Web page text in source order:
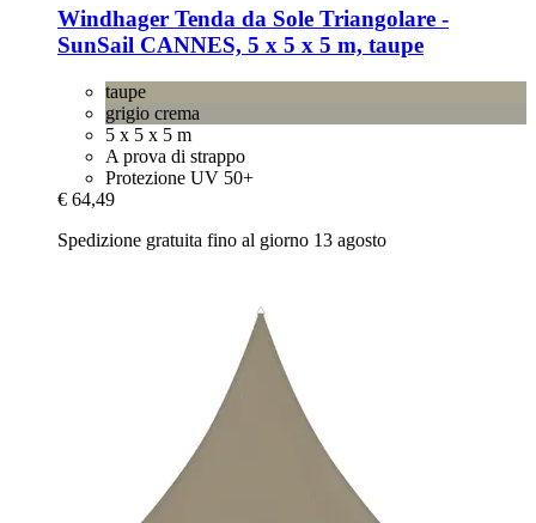
Windhager Tenda da Sole Triangolare -​
SunSail CANNES, 5 x 5 x 5 m, taupe
taupe
grigio crema
5 x 5 x 5 m
A prova di strappo
Protezione UV 50+
€ 64,49
Spedizione gratuita fino al giorno 13 agosto